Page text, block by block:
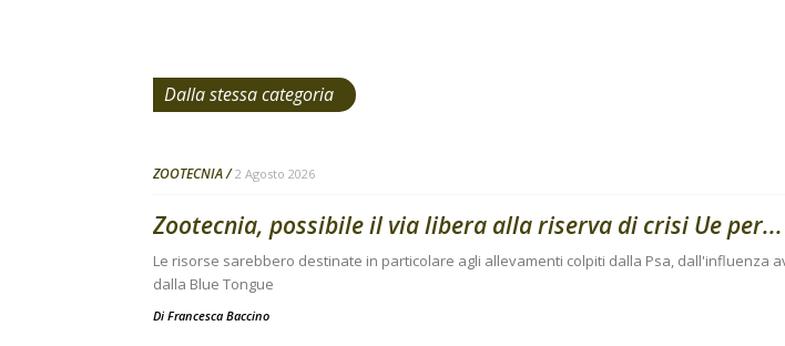
Dalla stessa categoria
ZOOTECNIA 2 Agosto 2026
Zootecnia, possibile il via libera alla riserva di crisi Ue per...
Le risorse sarebbero destinate in particolare agli allevamenti colpiti dalla Psa, dall'influenza
dalla Blue Tongue
Di Francesca Baccino